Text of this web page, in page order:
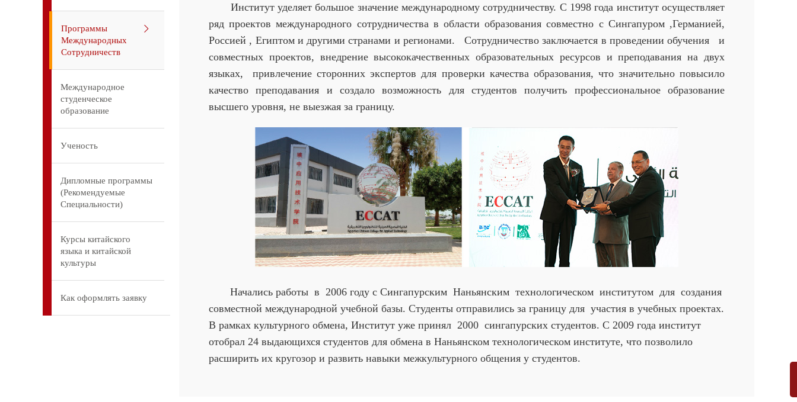
Программы
Международных
Сотрудничеств
Международное
студенческое
образование
Ученость
Дипломные программы
(Рекомендуемые
Специальности)
Курсы китайского
языка и китайской
культуры
Как оформлять заявку
Институт уделяет большое значение международному сотрудничеству. С 1998 года институт осуществляет
ряд проектов международного сотрудничества в области образования совместно с Сингапуром ,Германией,
Россией , Египтом и другими странами и регионами. Сотрудничество заключается в проведении обучения и
совместных проектов, внедрение высококачественных образовательных ресурсов и преподавания на двух
языках, привлечение сторонних экспертов для проверки качества образования, что значительно повысило
качество преподавания и создало возможность для студентов получить профессиональное образование
высшего уровня, не выезжая за границу.
Начались работы в 2006 году с Сингапурским Наньянским технологическом институтом для создания
совместной международной учебной базы. Студенты отправились за границу для участия в учебных проектах.
В рамках культурного обмена, Институт уже принял 2000 сингапурских студентов. С 2009 года институт
отобрал 24 выдающихся студентов для обмена в Наньянском технологическом институте, что позволило
расширить их кругозор и развить навыки межкультурного общения у студентов.